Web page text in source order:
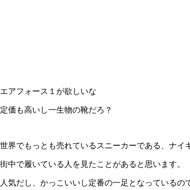
エアフォース１が欲しいな
定価も高いし一生物の靴だろ？
世界でもっとも売れているスニーカーである、ナイ
街中で履いている人を見たことがあると思います。
人気だし、かっこいいし定番の一足となっているの